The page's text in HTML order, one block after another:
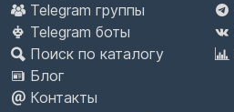
Telegram группы
Telegram боты
Поиск по каталогу
Блог
Контакты